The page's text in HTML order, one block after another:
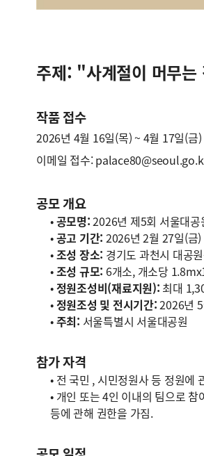
주제: "사계절이 머무
작품 접수
2026년 4월 16일(목) ~ 4월 17일(금
이메일 접수:
공모 개요
•공모명:2026년 제5회 서울대
•공고 기간: 2026년 2월 27일(금
•조성 장소: 경기도 과천시 대공
•조성 규모: 6개소, 개소당
•정원조성비(재료지원): 최대
•정원조성 및 전시기간:2026년
•주최: 서울특별시 서울대공원
참가 자격
• 전 국민 , 시민정원사 등 정원에
• 개인 또는 4인 이내의 팀으로
등에 관해 권한을 가짐.